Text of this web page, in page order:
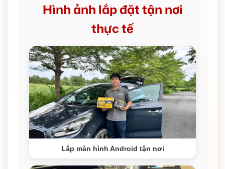
Hình ảnh lắp đặt tận nơi
thực tế
Lắp màn hình Android tận nơi